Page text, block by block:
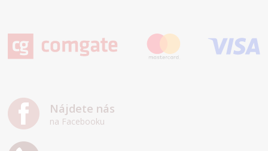
Nájdete nás
na Facebooku